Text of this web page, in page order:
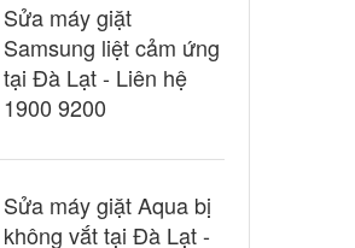
Sửa máy giặt
Samsung liệt cảm ứng
tại Đà Lạt - Liên hệ
1900 9200
Sửa máy giặt Aqua bị
không vắt tại Đà Lạt -